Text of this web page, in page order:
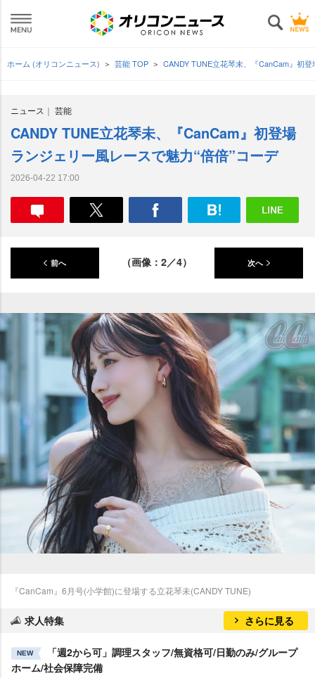
ホーム (オリコンニュース) 芸能 TOP CANDY TUNE立花琴未、『CanCam』初
ニュース 芸能
CANDY TUNE立花琴未、『CanCam』初登場
ランジェリー風レースで魅力“倍倍”コーデ
2026-04-22 17:00
前へ （画像：2／4） 次へ
『CanCam』6月号(小学館)に登場する立花琴未(CANDY TUNE)
求人特集 さらに見る
NEW
「週2から可」調理スタッフ/無資格可/日勤のみ/グループ
ホーム/社会保障完備